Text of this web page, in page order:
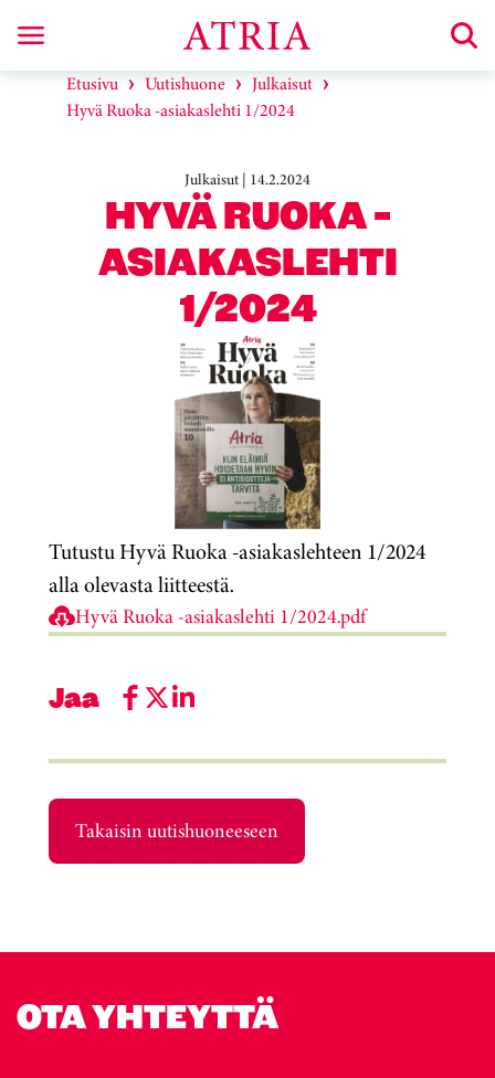
Etusivu Uutishuone
Julkaisut
Hyvä Ruoka -asiakaslehti 1/2024
Julkaisut | 14.2.2024
HYVÄ RUOKA -
ASIAKASLEHTI
1/2024
Tutustu Hyvä Ruoka -asiakaslehteen 1/2024
alla olevasta liitteestä.
Hyvä Ruoka -asiakaslehti 1/2024.pdf
Jaa
Takaisin uutishuoneeseen
OTA YHTEYTTÄ